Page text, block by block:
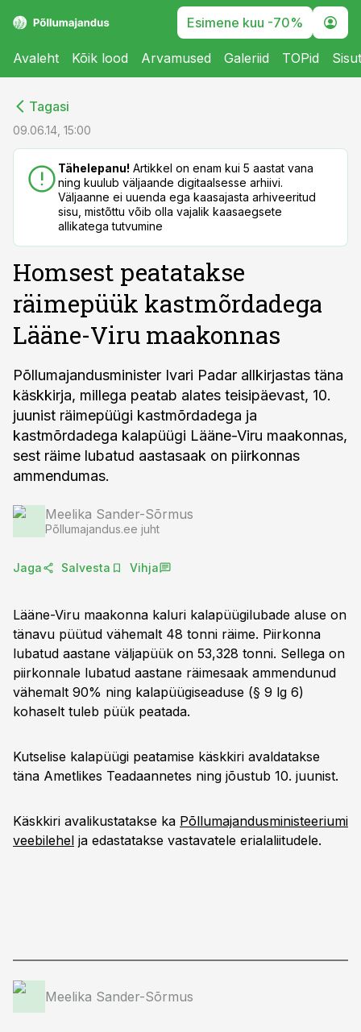
Esimene kuu -70%
Avaleht Kõik lood Arvamused Galeriid TOPid
Tagasi
09.06.14, 15:00
Tähelepanu! Artikkel on enam kui 5 aastat vana
ning kuulub väljaande digitaalsesse arhiivi.
Väljaanne ei uuenda ega kaasajasta arhiveeritud
sisu, mistõttu võib olla vajalik kaasaegsete
allikatega tutvumine
Homsest peatatakse
räimepüük kastmõrdadega
Lääne-Viru maakonnas
Põllumajandusminister Ivari Padar allkirjastas täna
käskkirja, millega peatab alates teisipäevast, 10.
juunist räimepüügi kastmõrdadega ja
kastmõrdadega kalapüügi Lääne-Viru maakonnas,
sest räime lubatud aastasaak on piirkonnas
ammendumas.
Meelika Sander-Sõrmus
Põllumajandus.ee juht
Jaga Salvesta Vihja
Lääne-Viru maakonna kaluri kalapüügilubade aluse on
tänavu püütud vähemalt 48 tonni räime. Piirkonna
lubatud aastane väljapüük on 53,328 tonni. Sellega on
piirkonnale lubatud aastane räimesaak ammendunud
vähemalt 90% ning kalapüügiseaduse (§ 9 lg 6)
kohaselt tuleb püük peatada.
Kutselise kalapüügi peatamise käskkiri avaldatakse
täna Ametlikes Teadaannetes ning jõustub 10. juunist.
Käskkiri avalikustatakse ka Põllumajandusministeeriumi
veebilehel ja edastatakse vastavatele erialaliitudele.
Meelika Sander-Sõrmus